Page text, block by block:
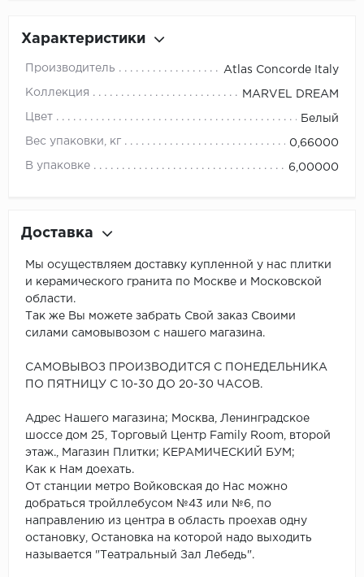
Характеристики
Производитель Atlas Concorde Italy
Коллекция MARVEL DREAM
Цвет Белый
Вес упаковки, кг 0,66000
В упаковке 6,00000
Доставка
Мы осуществляем доставку купленной у нас плитки
и керамического гранита по Москве и Московской
области.
Так же Вы можете забрать Свой заказ Своими
силами самовывозом с нашего магазина.
САМОВЫВОЗ ПРОИЗВОДИТСЯ С ПОНЕДЕЛЬНИКА
ПО ПЯТНИЦУ С 10-30 ДО 20-30 ЧАСОВ.
Адрес Нашего магазина; Москва, Ленинградское
шоссе дом 25, Торговый Центр Family Room, второй
этаж., Магазин Плитки; КЕРАМИЧЕСКИЙ БУМ;
Как к Нам доехать.
От станции метро Войковская до Нас можно
добраться тройллебусом №43 или №6, по
направлению из центра в область проехав одну
остановку, Остановка на которой надо выходить
называется "Театральный Зал Лебедь".